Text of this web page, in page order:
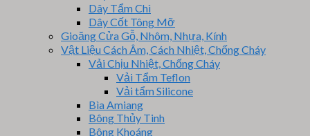
Dây Tẩm Chì
Dây Cốt Tông Mỡ
Gioăng Cửa Gỗ, Nhôm, Nhựa, Kính
Vật Liệu Cách Âm, Cách Nhiệt, Chống Cháy
Vải Chịu Nhiệt, Chống Cháy
Vải Tẩm Teflon
Vải tẩm Silicone
Bìa Amiang
Bông Thủy Tinh
Bông Khoáng